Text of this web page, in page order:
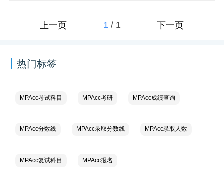
上一页 1 / 1 下一页
热门标签
MPAcc考试科目 MPAcc考研 MPAcc成绩查询
MPAcc分数线 MPAcc录取分数线 MPAcc录取人数
MPAcc复试科目 MPAcc报名